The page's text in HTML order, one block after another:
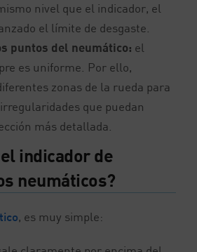
nivel que el indicador, el
el límite de desgaste.
puntos del neumático: el
es uniforme. Por ello,
zonas de la rueda para
que puedan
más detallada.
indicador de
neumáticos?
, es muy simple: